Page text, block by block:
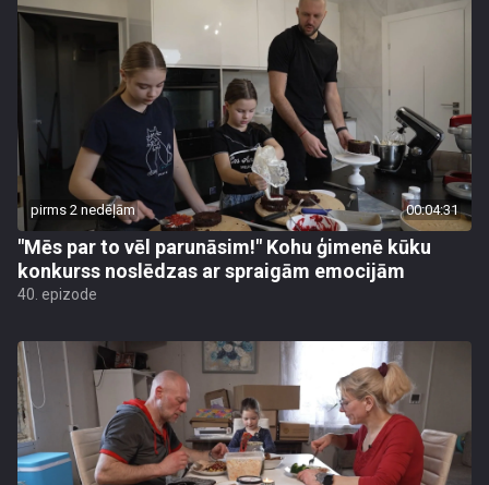
pirms 2 nedēļām 00:04:31
"Mēs par to vēl parunāsim!" Kohu ģimenē kūku
konkurss noslēdzas ar spraigām emocijām
40. epizode